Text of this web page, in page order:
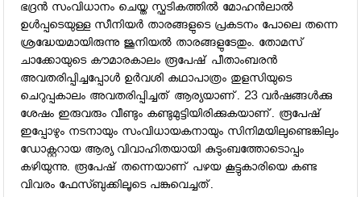
ഭദ്രന്‍ സംവിധാനം ചെയ്ത സ്ഫടികത്തില്‍ മോഹന്‍ലാല്‍
ഉള്‍പ്പടെയുള്ള സീനിയര്‍ താരങ്ങളുടെ പ്രകടനം പോലെ തന്നെ
ശ്രദ്ധേയമായിരുന്നു ജൂനിയല്‍ താരങ്ങളുടേതും. തോമസ്
ചാക്കോയുടെ കൗമാരകാലം രൂപേഷ് പീതാംബരന്‍
അവതരിപ്പിച്ചപ്പോള്‍ ഉര്‍വശി കഥാപാത്രം തുളസിയുടെ
ചെറുപ്പകാലം അവതരിപ്പിച്ചത് ആര്യയാണ്. 23 വര്‍ഷങ്ങള്‍ക്കു
ശേഷം ഇരുവരും വീണ്ടും കണ്ടുമുട്ടിയിരിക്കുകയാണ്. രൂപേഷ്
ഇപ്പോഴും നടനായും സംവിധായകനായും സിനിമയിലുണ്ടെങ്കിലും
ഡോക്റ്ററായ ആര്യ വിവാഹിതയായി കുടുംബത്തോടൊപ്പം
കഴിയുന്നു. രൂപേഷ് തന്നെയാണ് പഴയ കൂട്ടുകാരിയെ കണ്ട
വിവരം ഫേസ്ബുക്കിലൂടെ പങ്കുവെച്ചത്.